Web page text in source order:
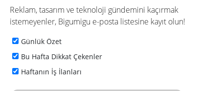
Reklam, tasarım ve teknoloji gündemini kaçırmak
istemeyenler, Bigumigu e-posta listesine kayıt olun!
Günlük Özet
Bu Hafta Dikkat Çekenler
Haftanın İş İlanları